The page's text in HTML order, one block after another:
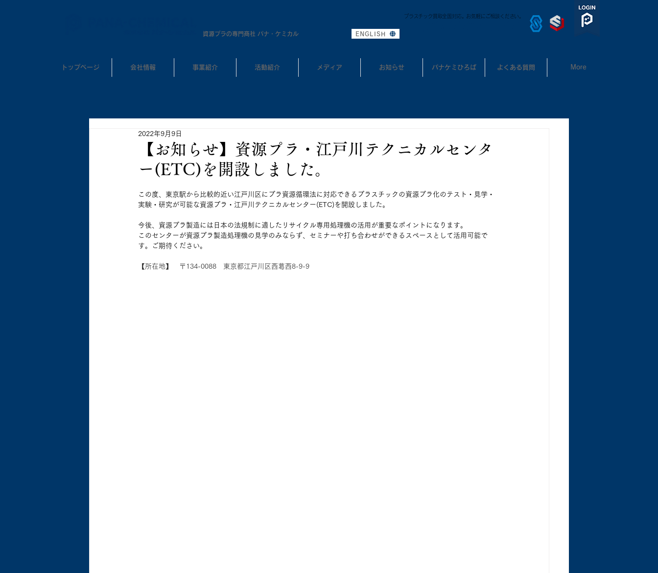
​資源プラの専門商社 パナ・ケミカル ENGLISH
プラスチック買取全国対応。お気軽にご相談ください。
トップページ 会社情報 事業紹介 活動紹介 メディア お知らせ パナケミひろば よくある質問 More
【お知らせ】資源プラ・江戸川テクニカルセンタ
ー(ETC)を開設しました。
2022年9月9日
この度、東京駅から比較的近い江戸川区にプラ資源循環法に対応できるプラスチックの資源プラ化のテスト・見学・
実験・研究が可能な資源プラ・江戸川テクニカルセンター(ETC)を開設しました。
今後、資源プラ製造には日本の法規制に適したリサイクル専用処理機の活用が重要なポイントになります。
このセンターが資源プラ製造処理機の見学のみならず、セミナーや打ち合わせができるスペースとして活用可能で
す。ご期待ください。
【所在地】　〒134-0088　東京都江戸川区西葛西8-9-9